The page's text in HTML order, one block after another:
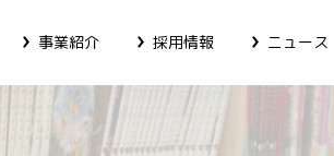
事業紹介 採用情報 ニュース